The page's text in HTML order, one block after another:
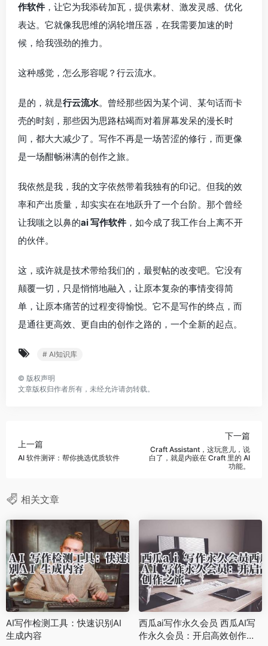
作软件，让它为我添砖加瓦，提供素材、激发灵感、优化
表达。它就像我思维的涡轮增压器，在我需要加速的时
候，给我强劲的推力。
这种感觉，怎么形容呢？行云流水。
是的，就是行云流水。曾经那些因为某个词、某句话而卡
壳的时刻，那些因为思路枯竭而对着屏幕发呆的漫长时
间，都大大减少了。写作不再是一场苦涩的修行，而更像
是一场酣畅淋漓的创作之旅。
我依然是我，我的文字依然带着我独有的印记。但我的效
率和产出质量，却实实在在地跃升了一个台阶。那个曾经
让我嗤之以鼻的ai 写作软件，如今成了我工作台上离不开
的伙伴。
这，或许就是技术带给我们的，最熨帖的改变吧。它没有
颠覆一切，只是悄悄地融入，让原本复杂的事情变得简
单，让原本痛苦的过程变得愉悦。它不是写作的终点，而
是通往更高效、更自由的创作之路的，一个全新的起点。
# AI知识库
© 版权声明
文章版权归作者所有，未经允许请勿转载。
上一篇
AI 软件测评：帮你挑选优质软件
下一篇
Craft Assistant，这玩意儿，说
白了，就是内嵌在 Craft 里的 AI
功能。
相关文章
AI写作检测工具：快速识别AI
生成内容
西瓜ai写作永久会员 西瓜AI写
作永久会员：开启高效创作之